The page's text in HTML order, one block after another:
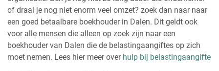
of draai je nog niet enorm veel omzet? zoek dan naar naar
een goed betaalbare boekhouder in Dalen. Dit geldt ook
voor alle mensen die alleen op zoek zijn naar een
boekhouder van Dalen die de belastingaangiftes op zich
moet nemen. Lees hier meer over hulp bij belastingaangifte